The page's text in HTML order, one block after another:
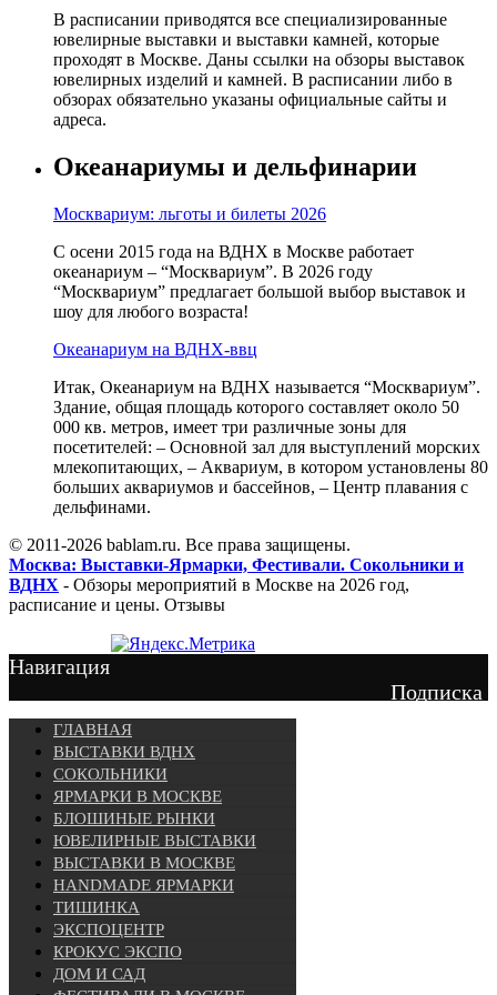
В расписании приводятся все специализированные
ювелирные выставки и выставки камней, которые
проходят в Москве. Даны ссылки на обзоры выставок
ювелирных изделий и камней. В расписании либо в
обзорах обязательно указаны официальные сайты и
адреса.
Океанариумы и дельфинарии
Москвариум: льготы и билеты 2026
С осени 2015 года на ВДНХ в Москве работает
океанариум – “Москвариум”. В 2026 году
“Москвариум” предлагает большой выбор выставок и
шоу для любого возраста!
Океанариум на ВДНХ-ввц
Итак, Океанариум на ВДНХ называется “Москвариум”.
Здание, общая площадь которого составляет около 50
000 кв. метров, имеет три различные зоны для
посетителей: – Основной зал для выступлений морских
млекопитающих, – Аквариум, в котором установлены 80
больших аквариумов и бассейнов, – Центр плавания с
дельфинами.
© 2011-2026 bablam.ru. Все права защищены.
Москва: Выставки-Ярмарки, Фестивали. Сокольники и
ВДНХ - Обзоры мероприятий в Москве на 2026 год,
расписание и цены. Отзывы
Навигация
Подписка
ГЛАВНАЯ
ВЫСТАВКИ ВДНХ
СОКОЛЬНИКИ
ЯРМАРКИ В МОСКВЕ
БЛОШИНЫЕ РЫНКИ
ЮВЕЛИРНЫЕ ВЫСТАВКИ
ВЫСТАВКИ В МОСКВЕ
HANDMADE ЯРМАРКИ
ТИШИНКА
ЭКСПОЦЕНТР
КРОКУС ЭКСПО
ДОМ И САД